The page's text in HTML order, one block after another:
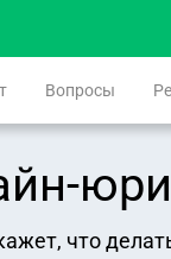
Вопросы
что